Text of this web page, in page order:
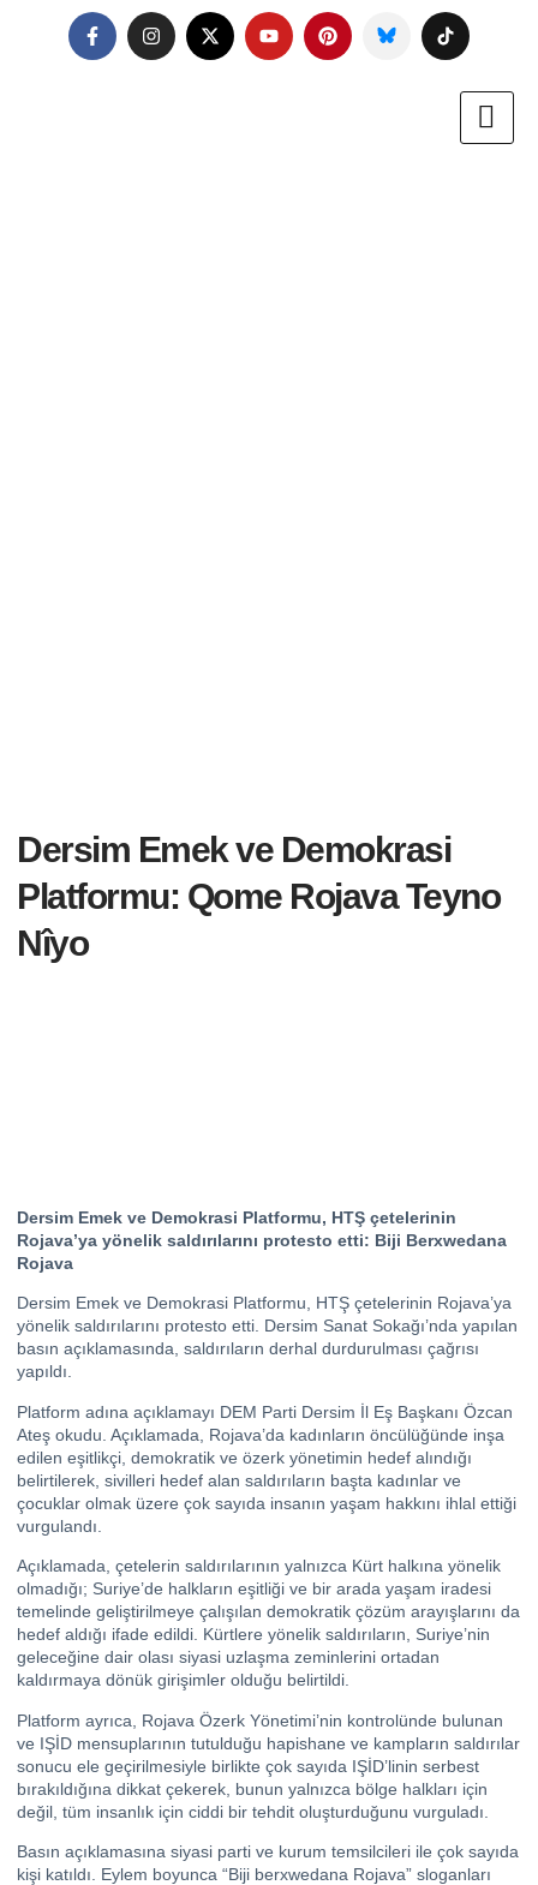
Dersim Emek ve Demokrasi
Platformu: Qome Rojava Teyno
Nîyo
Dersim Emek ve Demokrasi Platformu, HTŞ çetelerinin
Rojava’ya yönelik saldırılarını protesto etti: Biji Berxwedana
Rojava
Dersim Emek ve Demokrasi Platformu, HTŞ çetelerinin Rojava’ya
yönelik saldırılarını protesto etti. Dersim Sanat Sokağı’nda yapılan
basın açıklamasında, saldırıların derhal durdurulması çağrısı
yapıldı.
Platform adına açıklamayı DEM Parti Dersim İl Eş Başkanı Özcan
Ateş okudu. Açıklamada, Rojava’da kadınların öncülüğünde inşa
edilen eşitlikçi, demokratik ve özerk yönetimin hedef alındığı
belirtilerek, sivilleri hedef alan saldırıların başta kadınlar ve
çocuklar olmak üzere çok sayıda insanın yaşam hakkını ihlal ettiği
vurgulandı.
Açıklamada, çetelerin saldırılarının yalnızca Kürt halkına yönelik
olmadığı; Suriye’de halkların eşitliği ve bir arada yaşam iradesi
temelinde geliştirilmeye çalışılan demokratik çözüm arayışlarını da
hedef aldığı ifade edildi. Kürtlere yönelik saldırıların, Suriye’nin
geleceğine dair olası siyasi uzlaşma zeminlerini ortadan
kaldırmaya dönük girişimler olduğu belirtildi.
Platform ayrıca, Rojava Özerk Yönetimi’nin kontrolünde bulunan
ve IŞİD mensuplarının tutulduğu hapishane ve kampların saldırılar
sonucu ele geçirilmesiyle birlikte çok sayıda IŞİD’linin serbest
bırakıldığına dikkat çekerek, bunun yalnızca bölge halkları için
değil, tüm insanlık için ciddi bir tehdit oluşturduğunu vurguladı.
Basın açıklamasına siyasi parti ve kurum temsilcileri ile çok sayıda
kişi katıldı. Eylem boyunca “Biji berxwedana Rojava” sloganları